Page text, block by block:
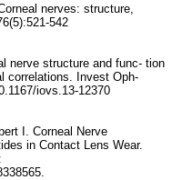
nerves: structure,
542
nerve structure and func- tion
correlations. Invest Oph-
iovs.13-12370
I. Corneal Nerve
in Contact Lens Wear.